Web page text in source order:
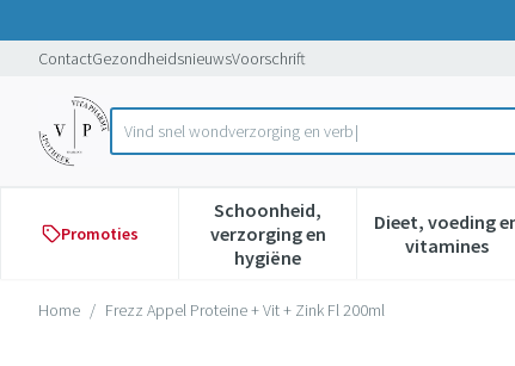
ContactGezondheidsnieuwsVoorschrift
Product, merk, categorie...
Vind s
Promoties
Schoonheid,
verzorging en
hygiëne
Toon submenu voor
Dieet, voeding
vitamines
Toon
Home / Frezz Appel Proteine + Vit + Zink Fl 200ml